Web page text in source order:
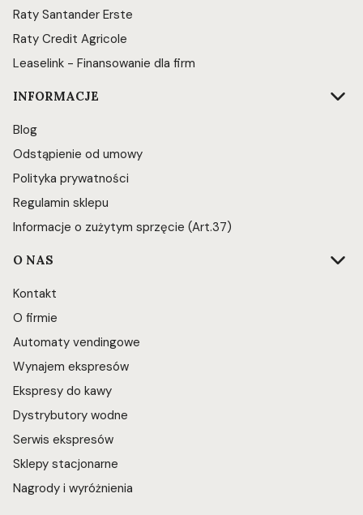
Raty Santander Erste
Raty Credit Agricole
Leaselink - Finansowanie dla firm
INFORMACJE
Blog
Odstąpienie od umowy
Polityka prywatności
Regulamin sklepu
Informacje o zużytym sprzęcie (Art.37)
O NAS
Kontakt
O firmie
Automaty vendingowe
Wynajem ekspresów
Ekspresy do kawy
Dystrybutory wodne
Serwis ekspresów
Sklepy stacjonarne
Nagrody i wyróżnienia